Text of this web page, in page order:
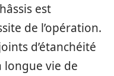
est
de l’opération.
d’étanchéité
longue vie de